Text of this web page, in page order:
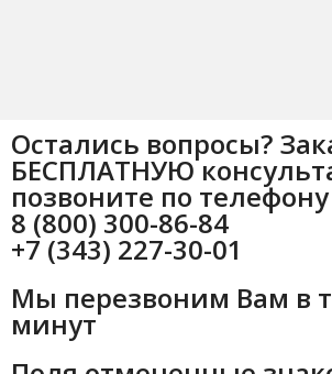
Остались вопросы?
БЕСПЛАТНУЮ
позвоните по телефону
8 (800) 300-86-84
+7 (343) 227-30-01
Мы перезвоним Вам в
минут